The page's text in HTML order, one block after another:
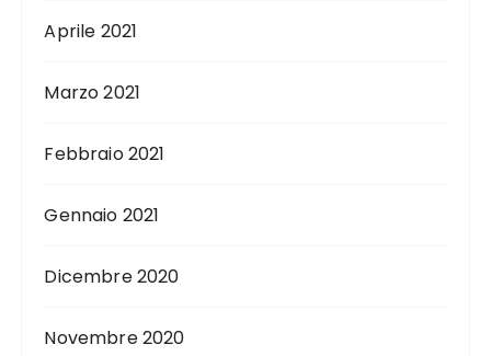
Aprile 2021
Marzo 2021
Febbraio 2021
Gennaio 2021
Dicembre 2020
Novembre 2020